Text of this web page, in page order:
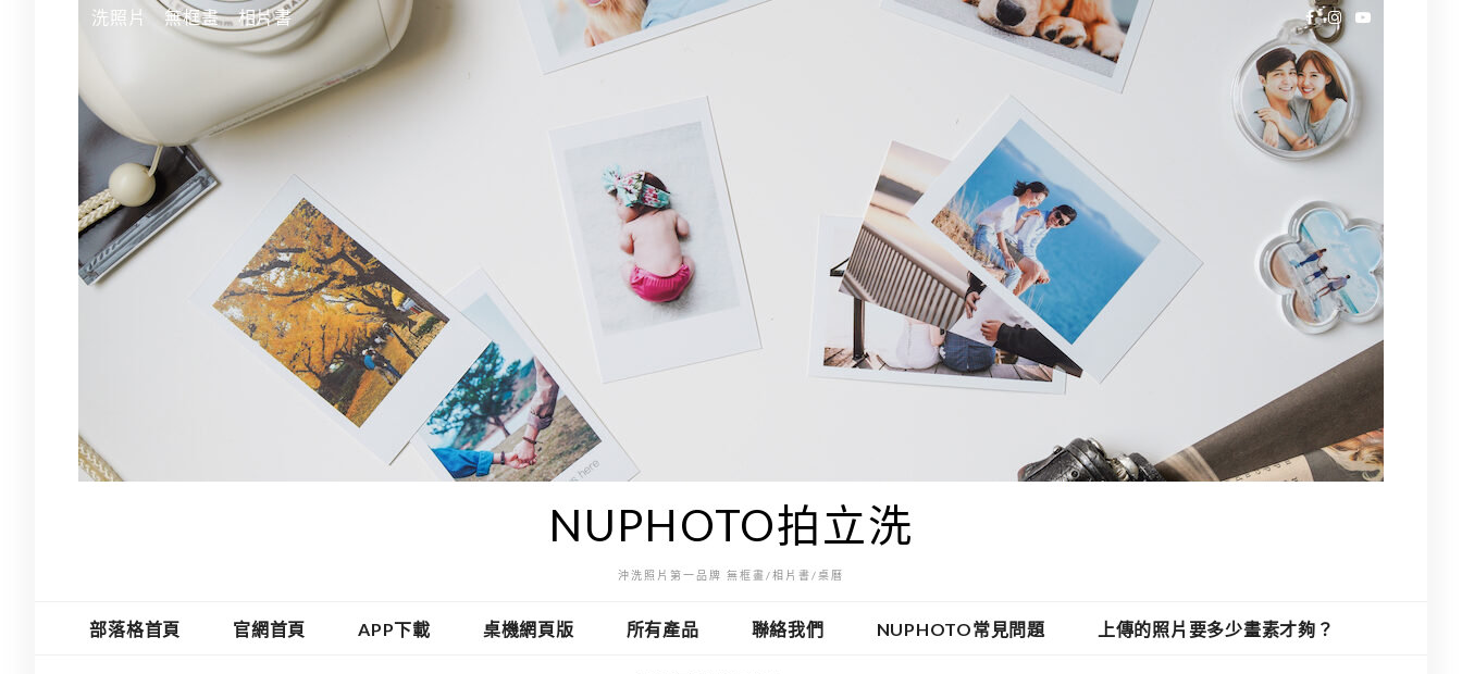
洗照片 無框畫 相片書
NUPHOTO拍立洗
沖洗照片第一品牌 無框畫/相片書/桌曆
部落格首頁 官網首頁 APP下載 桌機網頁版 所有產品 聯絡我們 NUPHOTO常見問題 上傳的照片要多少畫素才夠？